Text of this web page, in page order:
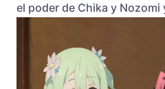
el poder de Chika y